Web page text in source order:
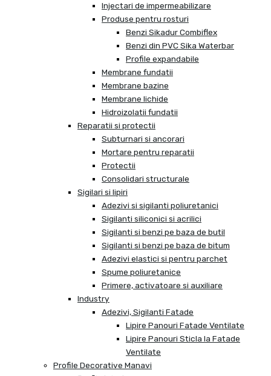
Injectari de impermeabilizare
Produse pentru rosturi
Benzi Sikadur Combiflex
Benzi din PVC Sika Waterbar
Profile expandabile
Membrane fundatii
Membrane bazine
Membrane lichide
Hidroizolatii fundatii
Reparatii si protectii
Subturnari si ancorari
Mortare pentru reparatii
Protectii
Consolidari structurale
Sigilari si lipiri
Adezivi si sigilanti poliuretanici
Sigilanti siliconici si acrilici
Sigilanti si benzi pe baza de butil
Sigilanti si benzi pe baza de bitum
Adezivi elastici si pentru parchet
Spume poliuretanice
Primere, activatoare si auxiliare
Industry
Adezivi, Sigilanti Fatade
Lipire Panouri Fatade Ventilate
Lipire Panouri Sticla la Fatade
Ventilate
Profile Decorative Manavi